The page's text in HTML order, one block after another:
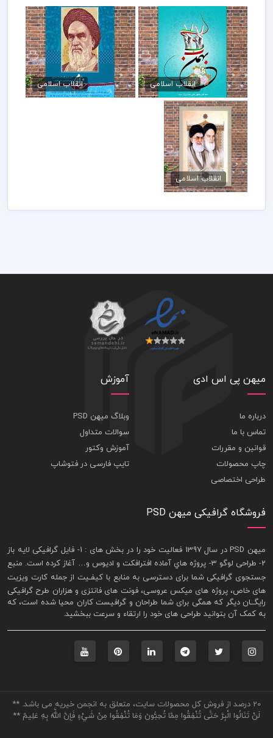
فایل لایه باز پوستر ۲۲ بهمن
70,000 تومانانقلاب اسلامی
پوستر خط رهبری
70,000 تومانانقلاب اسلامی
فایل لایه باز تصویر
رهبری
70,000 تومان
انقلاب اسلامی
میهن پی اس ادی
درباره ما
تماس با ما
قوانین و مقررات
چاپ محصولات
طراحی اختصاصی
آموزش
وبلاگ میهن PSD
سوالات متداول
آموزش وکتور
تایپ فارسی در فتوشاپ
فروشگاه گرافیکی میهن PSD
ميهن PSD در سال 1397 فعاليت خود را در بخش های : 1-
فايل گرافيکی لايه باز
2- طراحی لوگو 3- پروژه هاي آماده افترافکت و اديوس و… آغاز کرده است. منبع
جستجوی گرافيکی شما برای دسترسی به منابع با کيفـيت از جملهکارت ويزيت
های خاص، پروژه های ميکس عروسی، فونت های فانتزی و هزاران طرح گرافیکی
رايگــان ديگر که همگی برای شما طراحان و گرافيست کاران محيا شده است، که
به کمک آن بتوانيد طراحی های خود را ارتقاء و سرعت ببخشيد.
20 درصد از فروش کل محصولات سایت، متعلق به انجمن خیریه می باشد. **
لَنْ تَنَالُوا الْبِرَّ حَتَّى تُنْفِقُوا مِمَّا تُحِبُّونَ وَمَا تُنْفِقُوا مِنْ شَيْءٍ فَإِنَّ اللَّهَ بِهِ عَلِيمٌ **